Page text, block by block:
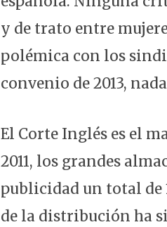
y de trato entre
polémica con los
convenio de 2013,
El Corte Inglés es el
2011, los grandes
publicidad un total de
de la distribución ha